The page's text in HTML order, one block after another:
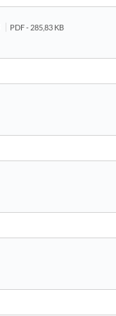
PDF - 285,83 KB